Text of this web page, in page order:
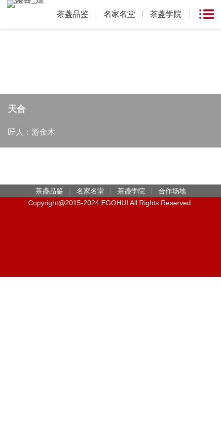
茶盏品鉴 名家名堂 茶盏学院
天合
匠人：游金木
茶盏品鉴 名家名堂 茶盏学院
合作场地
Copyright@2015-2024 EGOHUI All Rights Reserved.